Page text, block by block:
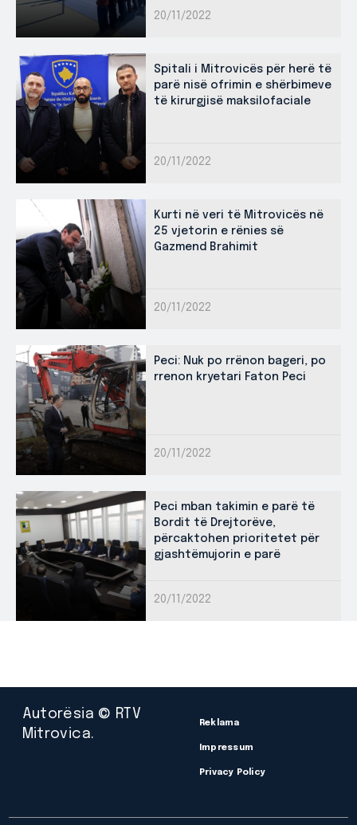
20/11/2022
Spitali i Mitrovicës për herë të
parë nisë ofrimin e shërbimeve
të kirurgjisë maksilofaciale
20/11/2022
Kurti në veri të Mitrovicës në
25 vjetorin e rënies së
Gazmend Brahimit
20/11/2022
Peci: Nuk po rrënon bageri, po
rrenon kryetari Faton Peci
20/11/2022
Peci mban takimin e parë të
Bordit të Drejtorëve,
përcaktohen prioritetet për
gjashtëmujorin e parë
20/11/2022
Autorësia © RTV
Mitrovica.
Reklama
Impressum
Privacy Policy